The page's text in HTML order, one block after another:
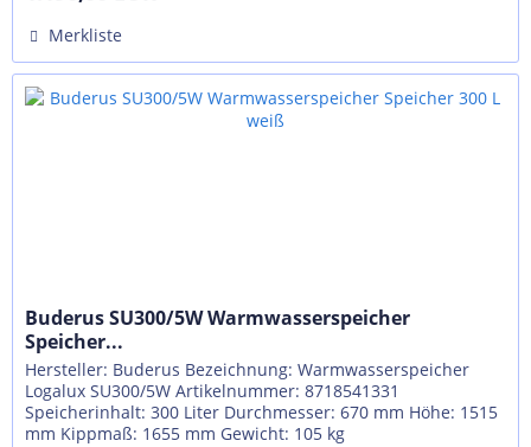
Merkliste
Buderus SU300/5W Warmwasserspeicher
Speicher...
Hersteller: Buderus Bezeichnung: Warmwasserspeicher
Logalux SU300/5W Artikelnummer: 8718541331
Speicherinhalt: 300 Liter Durchmesser: 670 mm Höhe: 1515
mm Kippmaß: 1655 mm Gewicht: 105 kg